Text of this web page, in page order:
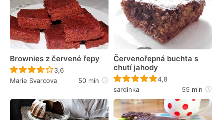
Brownies z červené řepy
Recept ještě nebyl hodnocen
3,6
Marie Svarcova
50 min
Červenořepná buchta s
chutí jahody
Recept ještě nebyl
4,8
sardinka
55 min